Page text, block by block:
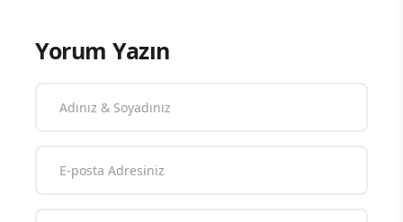
Yorum Yazın